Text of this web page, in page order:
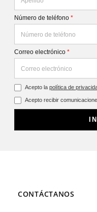
Número de teléfono *
Correo electrónico *
Acepto la política de
Acepto recibir
CONTÁCTANOS